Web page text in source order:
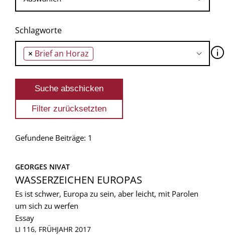
Schlagworte
× Brief an Horaz 🛈
Gefundene Beiträge: 1
GEORGES NIVAT
WASSERZEICHEN EUROPAS
Es ist schwer, Europa zu sein, aber leicht, mit Parolen
um sich zu werfen
Essay
LI 116, FRÜHJAHR 2017